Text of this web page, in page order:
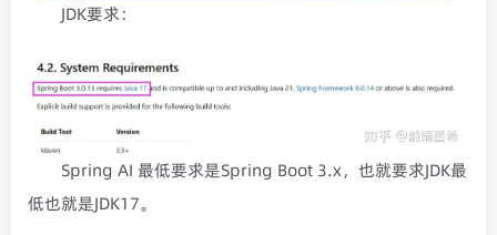
JDK要求：
Spring AI 最低要求是Spring Boot 3.x，也就要求JDK最
低也就是JDK17。